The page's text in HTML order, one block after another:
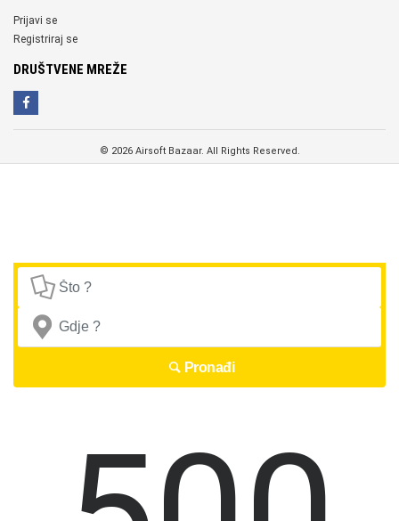
Prijavi se
Registriraj se
DRUŠTVENE MREŽE
© 2026 Airsoft Bazaar. All Rights Reserved.
Pronađi